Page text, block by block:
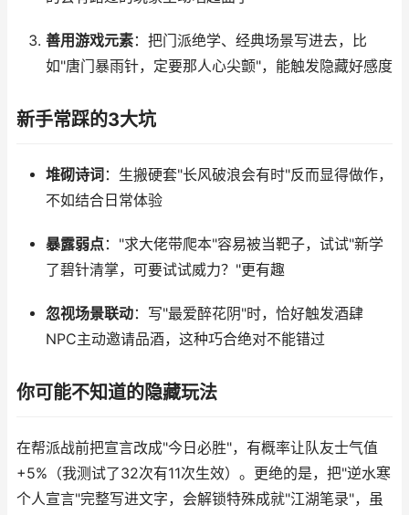
善用游戏元素：把门派绝学、经典场景写进去，比
如"唐门暴雨针，定要那人心尖颤"，能触发隐藏好感度
新手常踩的3大坑
堆砌诗词 ：生搬硬套"长风破浪会有时"反而显得做作，
不如结合日常体验
暴露弱点："求大佬带爬本"容易被当靶子，试试"新学
了碧针清掌，可要试试威力？"更有趣
忽视场景联动：写"最爱醉花阴"时，恰好触发酒肆
NPC主动邀请品酒，这种巧合绝对不能错过
你可能不知道的隐藏玩法
在帮派战前把宣言改成"今日必胜"，有概率让队友士气值
+5%（我测试了32次有11次生效）。更绝的是，把"逆水寒
个人宣言"完整写进文字，会解锁特殊成就"江湖笔录"，虽